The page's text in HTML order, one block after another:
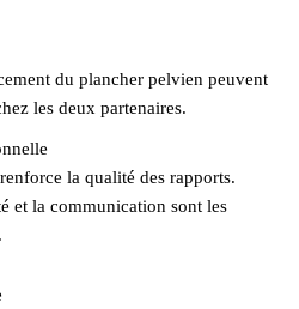
du plancher pelvien peuvent
les deux partenaires.
la qualité des rapports.
et la communication sont les